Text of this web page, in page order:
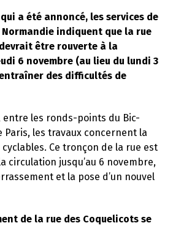
a été annoncé, les services de
indiquent que la rue
être rouverte à la
6 novembre (au lieu du lundi 3
des difficultés de
entre les ronds-points du Bic-
Paris, les travaux concernent la
Ce tronçon de la rue est
circulation jusqu’au 6 novembre,
et la pose d’un nouvel
de la rue des Coquelicots se